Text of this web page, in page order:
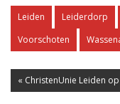
Leiden Leiderdorp
Voorschoten
« ChristenUnie Leiden